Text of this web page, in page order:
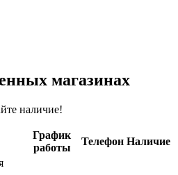
магазинах
наличие!
График
работы
Телефон Наличие